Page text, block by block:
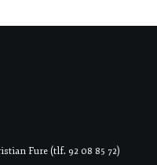
Fure (tlf. 92 08 85 72)